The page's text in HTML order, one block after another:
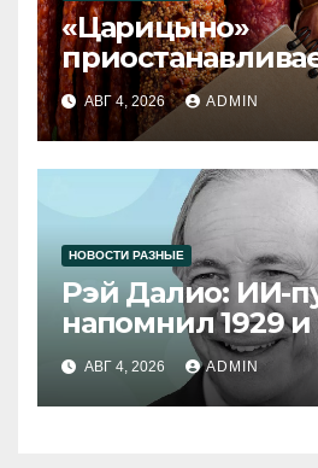
«Царицыно»
продукции
АВГ 4, 2026 ADMIN
НОВОСТИ РАЗНЫЕ
Рэй Далио: ИИ-
напомнил 1929
АВГ 4, 2026 ADMIN